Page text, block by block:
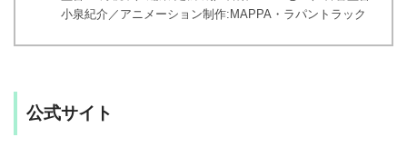
小泉紀介／アニメーション制作:MAPPA・ラパントラック
公式サイト